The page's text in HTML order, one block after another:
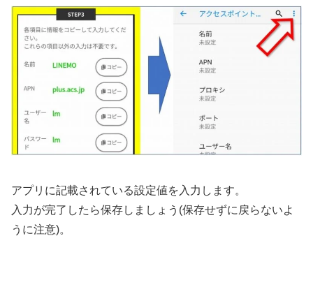
アプリに記載されている設定値を入力します。
入力が完了したら保存しましょう(保存せずに戻らないよ
うに注意)。